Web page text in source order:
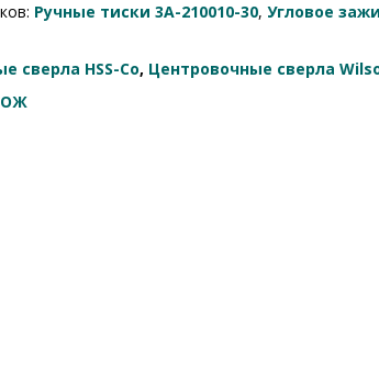
Ручные тиски 3A-210010-30, Угловое
сверла HSS-Co, Центровочные сверла